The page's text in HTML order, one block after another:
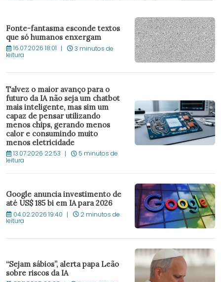
Fonte-fantasma esconde textos
que só humanos enxergam
16.07.2026 18:01 3 minutos de
leitura
Talvez o maior avanço para o
futuro da IA ​​não seja um chatbot
mais inteligente, mas sim um
capaz de pensar utilizando
menos chips, gerando menos
calor e consumindo muito
menos eletricidade
13.07.2026 22:53 5 minutos de
leitura
Google anuncia investimento de
até US$ 185 bi em IA para 2026
04.02.2026 19:40 2 minutos de
leitura
“Sejam sábios”, alerta papa Leão
sobre riscos da IA